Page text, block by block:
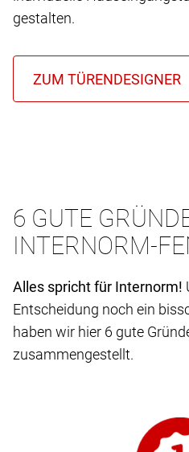
gestalten.
6 GUTE
INTERNORM-
Alles spricht für Internorm!
Entscheidung noch ein
haben wir hier 6 gute
zusammengestellt.